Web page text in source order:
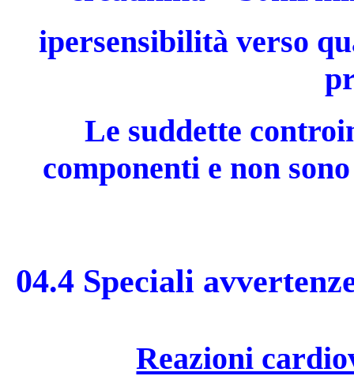
ipersensibilità verso
Le suddette
componenti e non
04.4 Speciali
Reazioni